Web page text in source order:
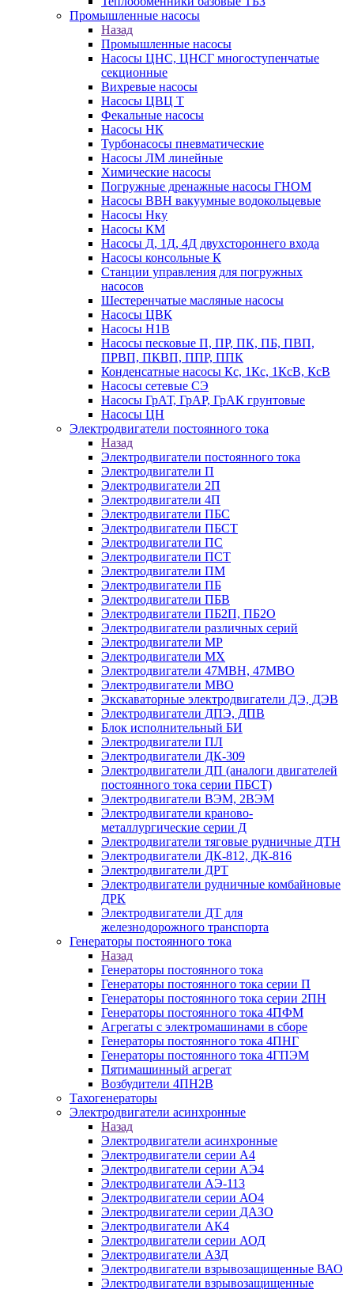
Промышленные насосы
Назад
Промышленные насосы
Насосы ЦНС, ЦНСГ многоступенчатые
секционные
Вихревые насосы
Насосы ЦВЦ Т
Фекальные насосы
Насосы НК
Турбонасосы пневматические
Насосы ЛМ линейные
Химические насосы
Погружные дренажные насосы ГНОМ
Насосы ВВН вакуумные водокольцевые
Насосы Нку
Насосы КМ
Насосы Д, 1Д, 4Д двухстороннего входа
Насосы консольные К
Станции управления для погружных
насосов
Шестеренчатые масляные насосы
Насосы ЦВК
Насосы Н1В
Насосы песковые П, ПР, ПК, ПБ, ПВП,
ПРВП, ПКВП, ППР, ППК
Конденсатные насосы Кс, 1Кс, 1КсВ, КсВ
Насосы сетевые СЭ
Насосы ГрАТ, ГрАР, ГрАК грунтовые
Насосы ЦН
Электродвигатели постоянного тока
Назад
Электродвигатели постоянного тока
Электродвигатели П
Электродвигатели 2П
Электродвигатели 4П
Электродвигатели ПБС
Электродвигатели ПБСТ
Электродвигатели ПС
Электродвигатели ПСТ
Электродвигатели ПМ
Электродвигатели ПБ
Электродвигатели ПБВ
Электродвигатели ПБ2П, ПБ2О
Электродвигатели различных серий
Электродвигатели МР
Электродвигатели MX
Электродвигатели 47MBH, 47МВО
Электродвигатели MBO
Экскаваторные электродвигатели ДЭ, ДЭВ
Электродвигатели ДПЭ, ДПВ
Блок исполнительный БИ
Электродвигатели ПЛ
Электродвигатели ДК-309
Электродвигатели ДП (аналоги двигателей
постоянного тока серии ПБСТ)
Электродвигатели ВЭМ, 2ВЭМ
Электродвигатели краново-
металлургические серии Д
Электродвигатели тяговые рудничные ДТН
Электродвигатели ДК-812, ДК-816
Электродвигатели ДРТ
Электродвигатели рудничные комбайновые
ДРК
Электродвигатели ДТ для
железнодорожного транспорта
Генераторы постоянного тока
Назад
Генераторы постоянного тока
Генераторы постоянного тока серии П
Генераторы постоянного тока серии 2ПН
Генераторы постоянного тока 4ПФМ
Агрегаты с электромашинами в сборе
Генераторы постоянного тока 4ПНГ
Генераторы постоянного тока 4ГПЭМ
Пятимашинный агрегат
Возбудители 4ПН2В
Тахогенераторы
Электродвигатели асинхронные
Назад
Электродвигатели асинхронные
Электродвигатели серии А4
Электродвигатели серии АЭ4
Электродвигатели АЭ-113
Электродвигатели серии АО4
Электродвигатели серии ДАЗО
Электродвигатели АК4
Электродвигатели серии АОД
Электродвигатели АЗД
Электродвигатели взрывозащищенные ВАО
Электродвигатели взрывозащищенные